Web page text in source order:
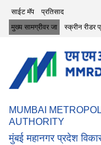
Top Header Menu
साईट मॅप
प्रतिसाद
मुख्य सामग्रीवर जा
स्क्रीन रीडर
MUMBAI
AUTHORITY
मुंबई महानगर प्रदेश